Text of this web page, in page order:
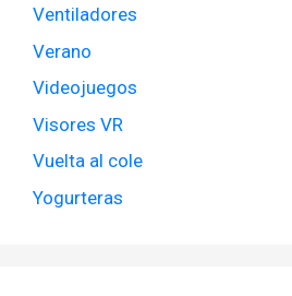
Ventiladores
Verano
Videojuegos
Visores VR
Vuelta al cole
Yogurteras